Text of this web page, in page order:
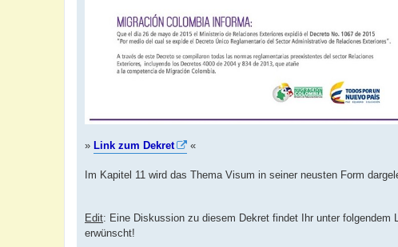
» Link zum Dekret «
Im Kapitel 11 wird das Thema Visum in seiner neusten Form
Edit: Eine Diskussion zu diesem Dekret findet Ihr unter folgendem
erwünscht!